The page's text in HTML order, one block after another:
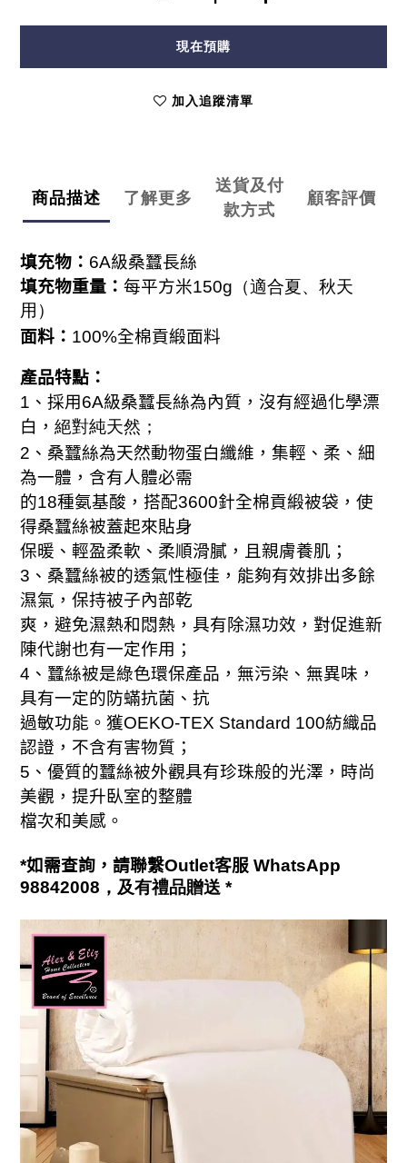
現在預購
加入追蹤清單
商品描述 了解更多
送貨及付
款方式
顧客評價
填充物： 6A級桑蠶長絲
填充物重量： 每平方米150g（適合夏、秋天
用）
面料： 100%全棉貢緞面料
產品特點：
1 、 採用6A級桑蠶長絲為內質，沒有經過化學漂
白， 絕對純天然；
2 、 桑蠶絲為天然動物蛋白纖維，集輕、柔、細
為一體，含有人體必需
的18種氨基酸，搭配3600針全棉貢緞被袋，使
得桑蠶絲被蓋起來貼身
保暖、輕盈柔軟、柔順滑膩，且親膚養肌；
3 、 桑蠶絲被的透氣性極佳，能夠有效排出多餘
濕氣，保持被子內部乾
爽，避免濕熱和悶熱，具有除濕功效，對促進新
陳代謝也有一定作用 ；
4 、 蠶絲被是綠色環保產品，無污染、無異味，
具有一定的防蟎抗菌、 抗
過敏功能。獲OEKO-TEX Standard 100紡織品
認證，不含有害物質 ；
5 、 優質的蠶絲被外觀具有珍珠般的光澤，時尚
美觀，提升臥室的整體
檔次和美感。
*如需查詢，請聯繫Outlet客服 WhatsApp
98842008，及有禮品贈送 *